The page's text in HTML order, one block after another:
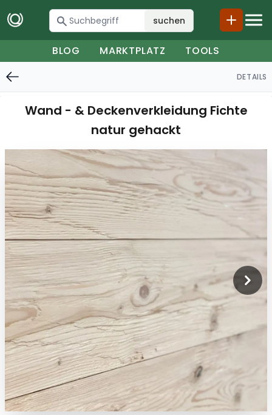
suchen
BLOG MARKTPLATZ TOOLS
DETAILS
Wand - & Deckenverkleidung Fichte
natur gehackt